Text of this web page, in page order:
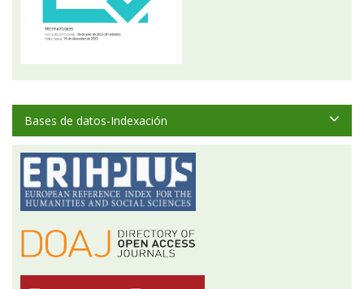
Bases de datos-Indexación